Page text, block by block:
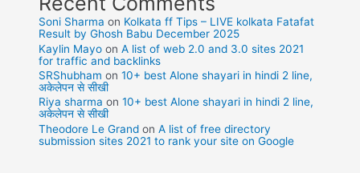
Soni Sharma on Kolkata ff Tips – LIVE kolkata Fatafat
Result by Ghosh Babu December 2025
Kaylin Mayo onA list of web 2.0 and 3.0 sites 2021
for traffic and backlinks
SRShubham on10+ best Alone shayari in hindi 2 line,
अकेलेपन से सीखी
Riya sharma on10+ best Alone shayari in hindi 2 line,
अकेलेपन से सीखी
Theodore Le Grand onA list of free directory
submission sites 2021 to rank your site on Google